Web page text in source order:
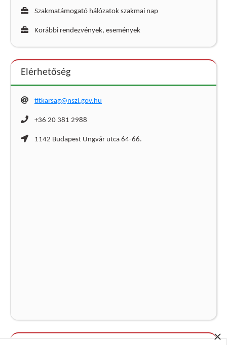
×
Szakmatámogató hálózatok szakmai nap
Korábbi rendezvények, események
Elérhetőség
titkarsag@nszi.gov.hu
+36 20 381 2988
1142 Budapest Ungvár utca 64-66.